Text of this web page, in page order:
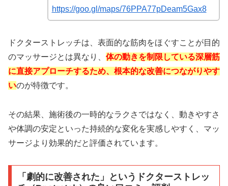
https://goo.gl/maps/76PPA77pDeam5Gax8
ドクターストレッチは、表面的な筋肉をほぐすことが目的
のマッサージとは異なり、 体の動きを制限している深層筋
に直接アプローチするため、根本的な改善につながりやす
いのが特徴です。
その結果、施術後の一時的なラクさではなく、動きやすさ
や体調の安定といった持続的な変化を実感しやすく、マッ
サージより効果的だと評価されています。
「劇的に改善された」というドクターストレッ